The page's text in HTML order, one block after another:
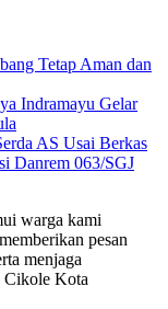
Tetap Aman dan
Indramayu Gelar
AS Usai Berkas
Danrem 063/SGJ
warga kami
pesan
menjaga
Cikole Kota